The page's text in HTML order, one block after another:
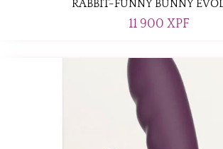
RABBIT-FUNNY BUNNY
11 900 XPF